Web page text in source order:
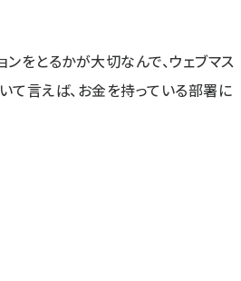
をとるかが大切なんで、ウェブマス
て言えば、お金を持っている部署に